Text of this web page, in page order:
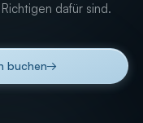
dafür sind.
buchen→